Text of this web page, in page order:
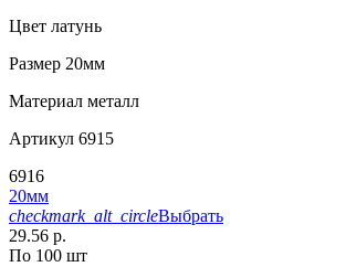
Цвет латунь
Размер 20мм
Материал металл
Артикул 6915
6916
20мм
checkmark_alt_circleВыбрать
29.56 р.
По 100 шт